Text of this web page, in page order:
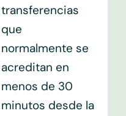
transferencias
que
normalmente se
acreditan en
menos de 30
minutos desde la